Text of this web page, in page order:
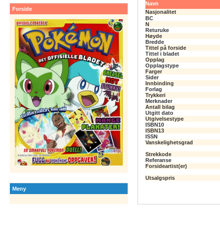
Forside
Meny
Navn
Nasjonalitet
BC
N
Returuke
Høyde
Bredde
Tittel på forside
Tittel i bladet
Opplag
Opplagstype
Farger
Sider
Innbinding
Forlag
Trykkeri
Merknader
Antall bilag
Utgitt dato
Utgivelsestype
ISBN10
ISBN13
ISSN
Vanskelighetsgrad
Strekkode
Referanse
Forsideartist(er)
Utsalgspris